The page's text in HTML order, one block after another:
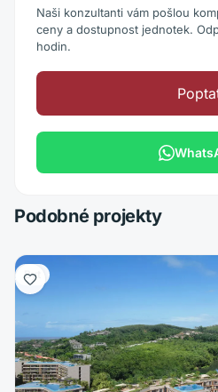
Naši konzultanti vám pošlou
ceny a dostupnost jednotek.
hodin.
Podobné projekty
Byt